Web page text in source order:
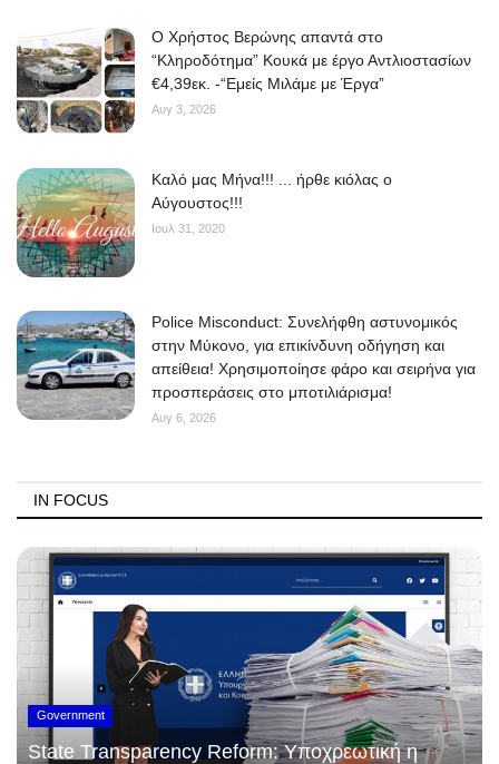
O Χρήστος Βερώνης απαντά στο
“Κληροδότημα” Κουκά με έργο Αντλιοστασίων
€4,39εκ. -“Εμείς Μιλάμε με Έργα”
Αυγ 3, 2026
Kαλό μας Μήνα!!! ... ήρθε κιόλας ο
Αύγουστος!!!
Ιουλ 31, 2020
Police Misconduct: Συνελήφθη αστυνομικός
στην Μύκονο, για επικίνδυνη οδήγηση και
απείθεια! Χρησιμοποίησε φάρο και σειρήνα για
προσπεράσεις στο μποτιλιάρισμα!
Αυγ 6, 2026
IN FOCUS
Government
State Transparency Reform: Υποχρεωτική η